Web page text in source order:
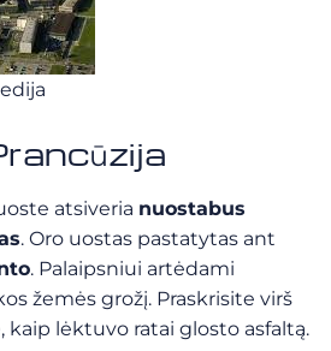
atsiveria nuostabus
. Oro uostas pastatytas ant
. Palaipsniui artėdami
žemės grožį. Praskrisite virš
lėktuvo ratai glosto asfaltą.